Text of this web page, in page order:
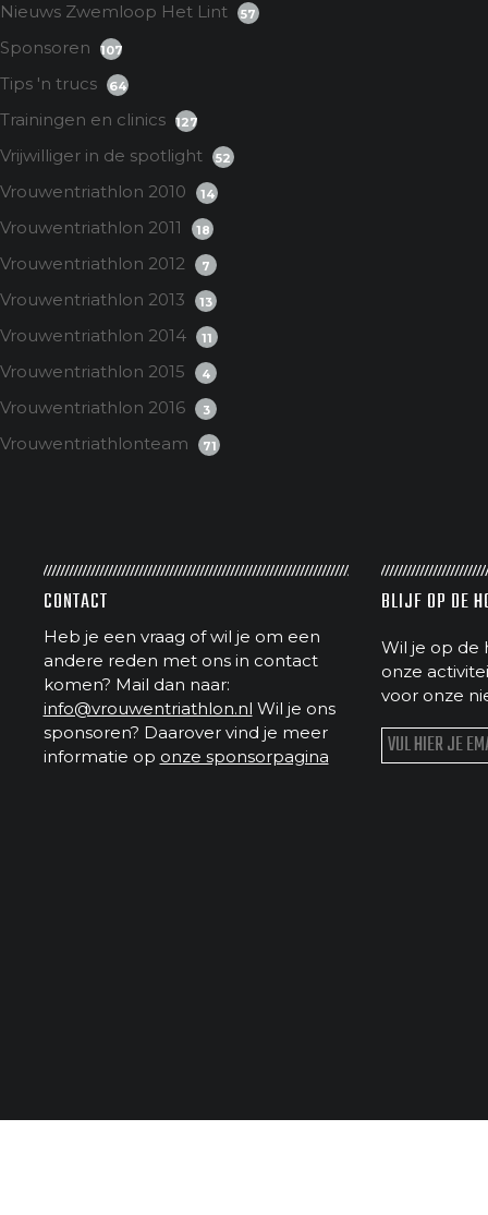
Nieuws Zwemloop Het Lint 57
Sponsoren 107
Tips 'n trucs 64
Trainingen en clinics 127
Vrijwilliger in de spotlight 52
Vrouwentriathlon 2010 14
Vrouwentriathlon 2011 18
Vrouwentriathlon 2012 7
Vrouwentriathlon 2013 13
Vrouwentriathlon 2014 11
Vrouwentriathlon 2015 4
Vrouwentriathlon 2016 3
Vrouwentriathlonteam 71
CONTACT
Heb je een vraag of wil je om een
andere reden met ons in contact
komen? Mail dan naar:
info@vrouwentriathlon.nl Wil je ons
sponsoren? Daarover vind je meer
informatie op onze sponsorpagina
BLIJF OP DE
Wil je op de
onze
voor onze